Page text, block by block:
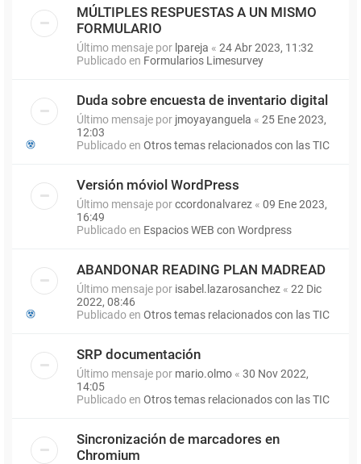
MÚLTIPLES RESPUESTAS A UN MISMO
FORMULARIO
Último mensaje por lpareja « 24 Abr 2023, 11:32
Publicado en Formularios Limesurvey
Duda sobre encuesta de inventario digital
Último mensaje por jmoyayanguela « 25 Ene 2023,
12:03
Publicado en Otros temas relacionados con las TIC
Versión móviol WordPress
Último mensaje porccordonalvarez « 09 Ene 2023,
16:49
Publicado en Espacios WEB con Wordpress
ABANDONAR READING PLAN MADREAD
Último mensaje por isabel.lazarosanchez « 22 Dic
2022, 08:46
Publicado en Otros temas relacionados con las TIC
SRP documentación
Último mensaje por mario.olmo « 30 Nov 2022,
14:05
Publicado en Otros temas relacionados con las TIC
Sincronización de marcadores en
Chromium